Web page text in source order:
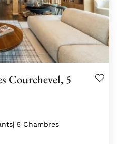
Courchevel, 5
| 5 Chambres